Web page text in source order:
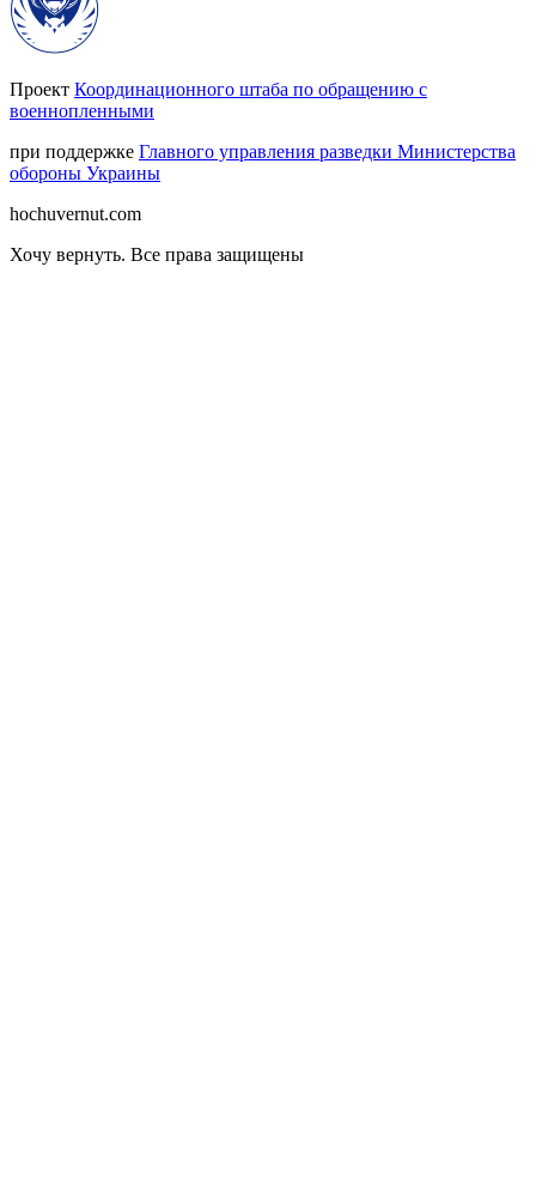
Проект Координационного штаба по обращению с
военнопленными
при поддержке Главного управления разведки Министерства
обороны Украины
hochuvernut.com
Хочу вернуть. Все права защищены